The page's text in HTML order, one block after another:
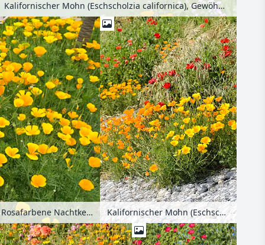
Kalifornischer Mohn (Eschscholzia californica), Gewöhnliche Kornrade (Agrostemma githago) und Großblütiger Lein (Linum grandiflorum 'Rubrum')
Kalifornischer Mohn (Eschscholzia californica) und Rosafarbene Nachtkerze (Oenothera speciosa) Kalifornischer Mohn (Eschscholzia californica) und Marienkäfermohn (Papaver commutatum)